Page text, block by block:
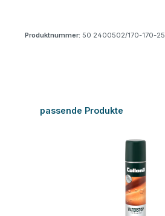
Produktnummer: 50 2400502/170-170-25
Produktgalerie überspringen
passende Produkte